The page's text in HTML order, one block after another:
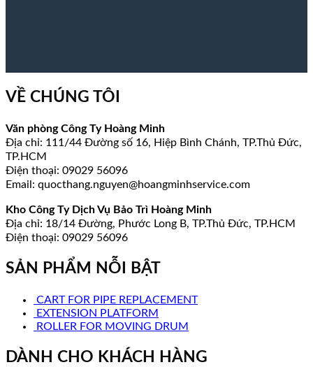
VỀ CHÚNG TÔI
Văn phòng Công Ty Hoàng Minh
Địa chỉ: 111/44 Đường số 16, Hiệp Bình Chánh, TP.Thủ Đức,
TP.HCM
Điện thoại: 09029 56096
Email: quocthang.nguyen@hoangminhservice.com
Kho Công Ty Dịch Vụ Bảo Trì Hoàng Minh
Địa chỉ: 18/14 Đường, Phước Long B, TP.Thủ Đức, TP.HCM
Điện thoại: 09029 56096
SẢN PHẨM NỖI BẬT
CART FOR PIPE REPLACEMENT
EXTENSION PLATFORM
ROLLER FOR MOVING DRUM
DÀNH CHO KHÁCH HÀNG